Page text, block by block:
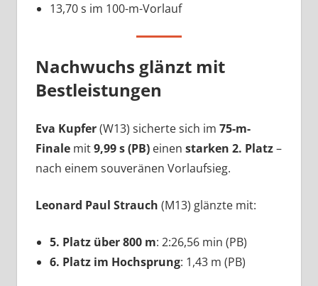
13,70 s im 100-m-Vorlauf
Nachwuchs glänzt mit
Bestleistungen
Eva Kupfer(W13) sicherte sich im 75-m-
Finalemit9,99 s (PB)einen starken 2. Platz–
nach einem souveränen Vorlaufsieg.
Leonard Paul Strauch (M13) glänzte mit:
5. Platz über 800 m: 2:26,56 min (PB)
6. Platz im Hochsprung: 1,43 m (PB)